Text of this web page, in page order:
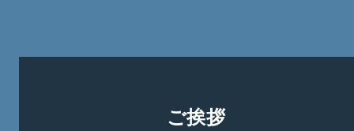
ご挨拶